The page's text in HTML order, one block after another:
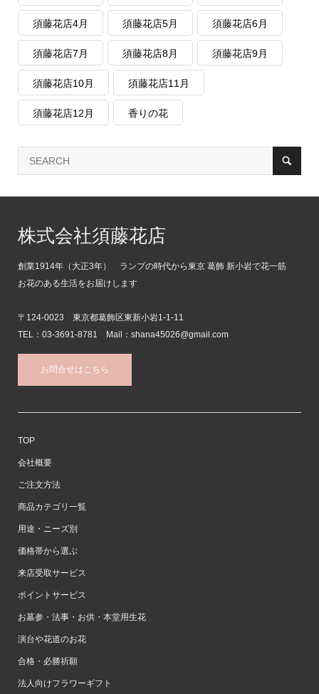
須藤花店4月 須藤花店5月 須藤花店6月
須藤花店7月 須藤花店8月 須藤花店9月
須藤花店10月 須藤花店11月
須藤花店12月 香りの花
株式会社須藤花店
創業1914年（大正3年） ランプの時代から東京 葛飾 新小岩で花一筋
お花のある生活をお届けします
〒124-0023 東京都葛飾区東新小岩1-1-11
TEL：03-3691-8781 Mail：shana45026@gmail.com
お問合せはこちら
TOP
会社概要
ご注文方法
商品カテゴリ一覧
用途・ニーズ別
価格帯から選ぶ
来店受取サービス
ポイントサービス
お墓参・法事・お供・本堂用生花
演台や花道のお花
合格・必勝祈願
法人向けフラワーギフト